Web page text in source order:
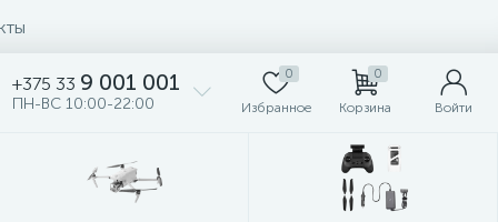
+375 33 9 001 001
ПН-ВС 10:00-22:00
0
Избранное
0
Корзина Войти